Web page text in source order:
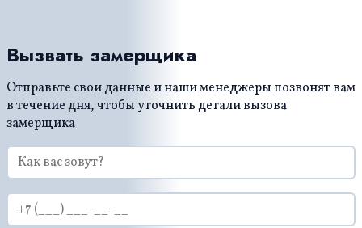
Вызвать замерщика
Отправьте свои данные и наши менеджеры позвонят вам
в течение дня, чтобы уточнить детали вызова
замерщика